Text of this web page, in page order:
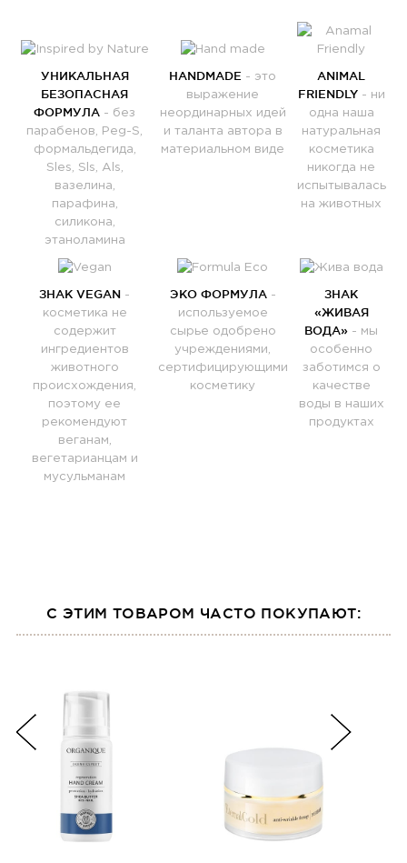
УНИКАЛЬНАЯ
БЕЗОПАСНАЯ
ФОРМУЛА - без
парабенов, Peg-S,
формальдегида,
Sles, Sls, Als,
вазелина,
парафина,
силикона,
этаноламина
HANDMADE - это
выражение
неординарных идей
и таланта автора в
материальном виде
ANIMAL
FRIENDLY- ни
одна наша
натуральная
косметика
никогда не
испытывалась
на животных
ЗНАК VEGAN -
косметика не
содержит
ингредиентов
животного
происхождения,
поэтому ее
рекомендуют
веганам,
вегетарианцам и
мусульманам
ЭКО ФОРМУЛА-
используемое
сырье одобрено
учреждениями,
сертифицирующими
косметику
ЗНАК
«ЖИВАЯ
ВОДА» - мы
особенно
заботимся о
качестве
воды в наших
продуктах
С ЭТИМ ТОВАРОМ ЧАСТО ПОКУПАЮТ: